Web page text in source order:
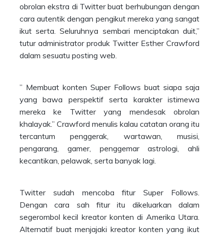
obrolan ekstra di Twitter buat berhubungan dengan
cara autentik dengan pengikut mereka yang sangat
ikut serta. Seluruhnya sembari menciptakan duit,”
tutur administrator produk Twitter Esther Crawford
dalam sesuatu posting web.
” Membuat konten Super Follows buat siapa saja
yang bawa perspektif serta karakter istimewa
mereka ke Twitter yang mendesak obrolan
khalayak.” Crawford menulis kalau catatan orang itu
tercantum penggerak, wartawan, musisi,
pengarang, gamer, penggemar astrologi, ahli
kecantikan, pelawak, serta banyak lagi.
Twitter sudah mencoba fitur Super Follows.
Dengan cara sah fitur itu dikeluarkan dalam
segerombol kecil kreator konten di Amerika Utara.
Alternatif buat menjajaki kreator konten yang ikut